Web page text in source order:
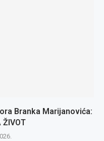
Branka Marijanovića:
ŽIVOT